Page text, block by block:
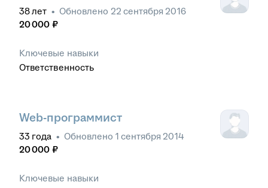
38лет • Обновлено 22 сентября 2016
20 000 ₽
Ключевые навыки
Ответственность
Web-программист
33 года • Обновлено 1 сентября 2014
20 000 ₽
Ключевые навыки